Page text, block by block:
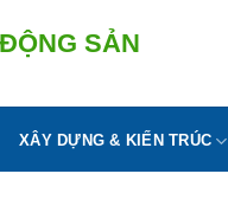
SẢN
XÂY DỰNG & KIẾN TRÚC